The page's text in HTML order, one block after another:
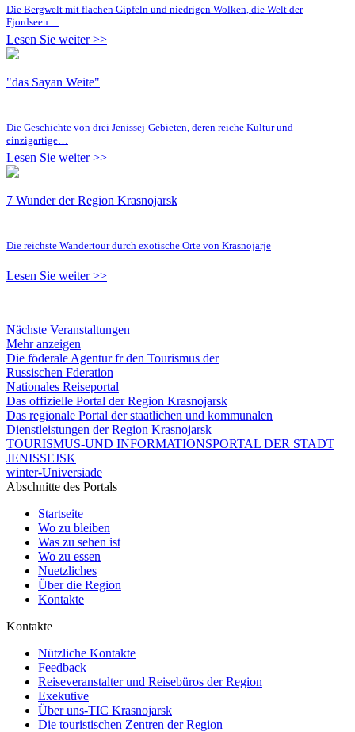
Die Bergwelt mit flachen Gipfeln und niedrigen Wolken, die Welt der
Fjordseen…
Lesen Sie weiter >>
"das Sayan Weite"
Die Geschichte von drei Jenissej-Gebieten, deren reiche Kultur und
einzigartige…
Lesen Sie weiter >>
7 Wunder der Region Krasnojarsk
Die reichste Wandertour durch exotische Orte von Krasnojarje
Lesen Sie weiter >>
Nächste Veranstaltungen
Mehr anzeigen
Die föderale Agentur fr den Tourismus der
Russischen Fderation
Nationales Reiseportal
Das offizielle Portal der Region Krasnojarsk
Das regionale Portal der staatlichen und kommunalen
Dienstleistungen der Region Krasnojarsk
TOURISMUS-UND INFORMATIONSPORTAL DER STADT
JENISSEJSK
winter-Universiade
Abschnitte des Portals
Startseite
Wo zu bleiben
Was zu sehen ist
Wo zu essen
Nuetzliches
Über die Region
Kontakte
Kontakte
Nützliche Kontakte
Feedback
Reiseveranstalter und Reisebüros der Region
Exekutive
Über uns-TIC Krasnojarsk
Die touristischen Zentren der Region